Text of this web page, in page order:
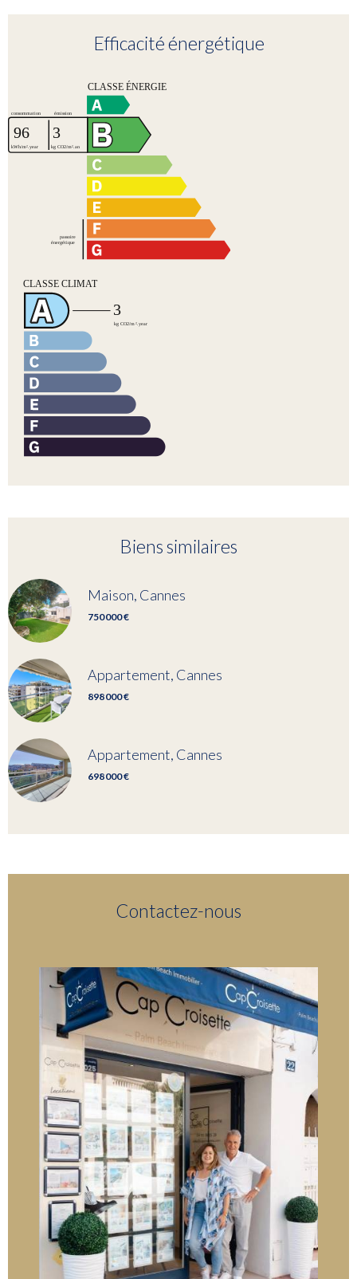
Efficacité énergétique
Biens similaires
Maison, Cannes
750 000 €
Appartement, Cannes
898 000 €
Appartement, Cannes
698 000 €
Contactez-nous